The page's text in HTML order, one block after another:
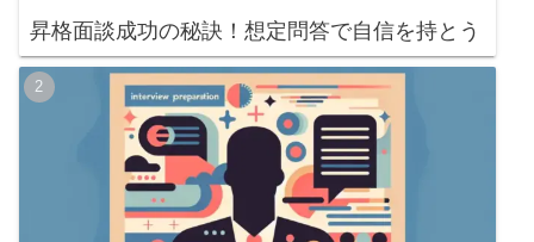
昇格面談成功の秘訣！想定問答で自信を持とう